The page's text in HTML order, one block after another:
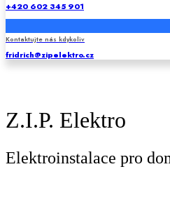
+420 602 345 901
Kontaktujte nás kdykoliv
fridrich@zipelektro.cz
Z.I.P. Elektro
Elektroinstalace pro